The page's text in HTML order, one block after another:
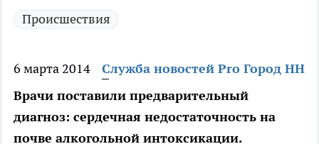
Происшествия
6 марта 2014
Служба новостей Pro Город НН
Врачи поставили предварительный
диагноз: сердечная недостаточность на
почве алкогольной интоксикации.